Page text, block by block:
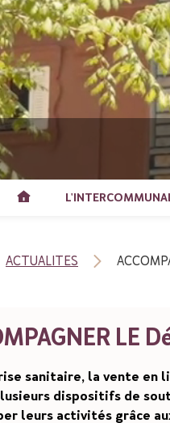
ACTUALITES
LE
sanitaire, la vente en
dispositifs de
leurs activités grâce